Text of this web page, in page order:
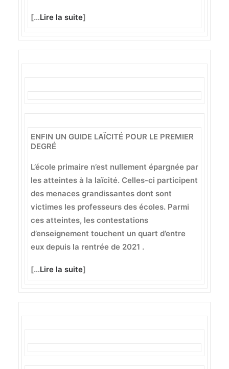
[…Lire la suite]
ENFIN UN GUIDE LAÏCITÉ POUR LE PREMIER
DEGRÉ
L’école primaire n’est nullement épargnée par
les atteintes à la laïcité. Celles-ci participent
des menaces grandissantes dont sont
victimes les professeurs des écoles. Parmi
ces atteintes, les contestations
d’enseignement touchent un quart d’entre
eux depuis la rentrée de 2021 .
[…Lire la suite]